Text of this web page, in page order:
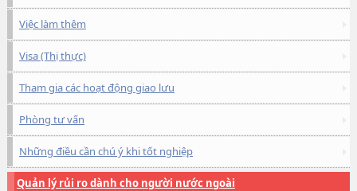
Việc làm thêm
Visa (Thị thực)
Tham gia các hoạt động giao lưu
Phòng tư vấn
Những điều cần chú ý khi tốt nghiệp
Quản lý rủi ro dành cho người nước ngoài